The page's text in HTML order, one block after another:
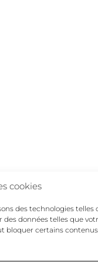
cookies
des technologies telles
données telles que
bloquer certains